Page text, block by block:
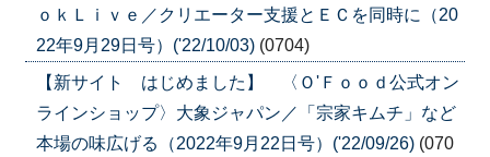
ｏｋＬｉｖｅ／クリエーター支援とＥＣを同時に（20
22年9月29日号）('22/10/03) (0704)
【新サイト はじめました】 〈Ｏ'Ｆｏｏｄ公式オン
ラインショップ〉大象ジャパン／「宗家キムチ」など
本場の味広げる（2022年9月22日号）('22/09/26) (070